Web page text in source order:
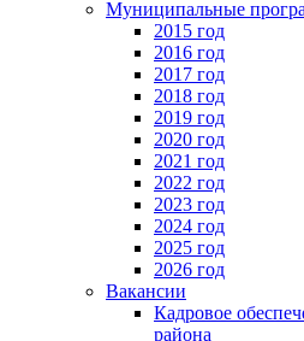
Муниципальные
2015 год
2016 год
2017 год
2018 год
2019 год
2020 год
2021 год
2022 год
2023 год
2024 год
2025 год
2026 год
Вакансии
Кадровое
района